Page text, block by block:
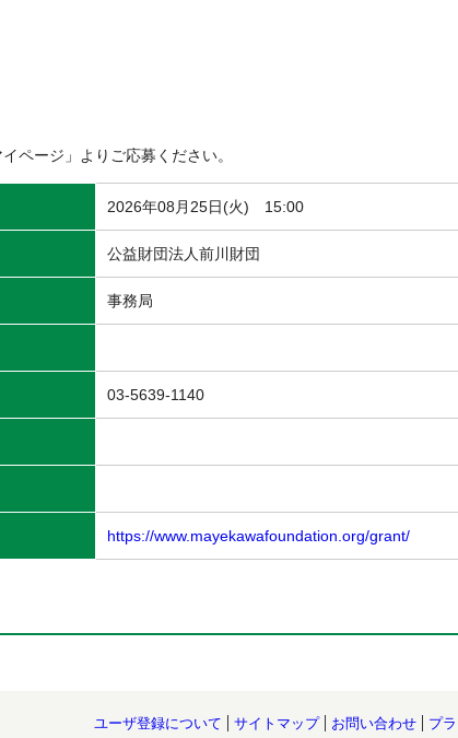
ページ」よりご応募ください。
2026年08月25日(火) 15:00
公益財団法人前川財団
事務局
03-5639-1140
https://www.mayekawafoundation.org/grant/
ユーザ登録について サイトマップ お問い合わせ プ